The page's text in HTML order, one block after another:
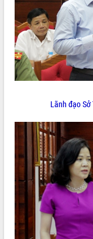
Khởi động Dự án Đầu tư
tầng kỹ thuật Cụm công
Tiến
Gặp mặt các cơ quan báo
niệm 101 năm Ngày Báo chí
mạng Việt Nam
hiện Đề án 06 của Chính phủ
Quy hoạch và Xúc tiến
Khơi thông điểm nghẽn,
giải ngân vốn khắc phục
HĐND tỉnh thông qua điều
hoạch tỉnh thời kỳ 2021-2030
Hội thảo góp ý hồ sơ điều
hoạch tỉnh Đắk Lắk thời kỳ
tầm nhìn đến năm 2050
Lãnh đạo